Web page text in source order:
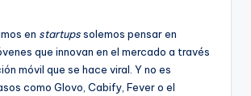
en startupssolemos pensar en
que innovan en el mercado a través
móvil que se hace viral. Y no es
como Glovo, Cabify, Fever o el